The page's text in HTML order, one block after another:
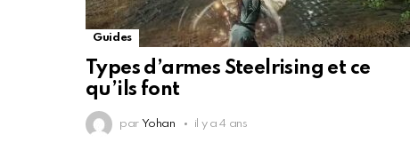
Guides
Types d’armes Steelrising et ce
qu’ils font
par Yohan il y a 4 ans